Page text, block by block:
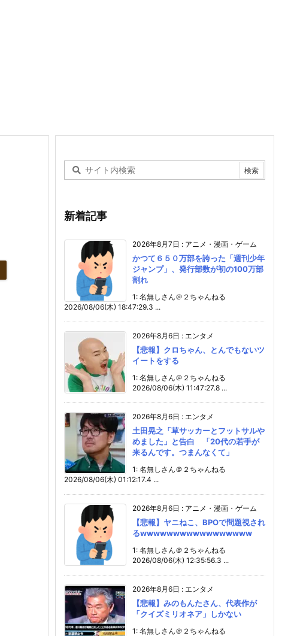
新着記事
2026年8月7日 : アニメ・漫画・ゲーム
かつて６５０万部を誇った「週刊少年
ジャンプ」、発行部数が初の100万部
割れ
1: 名無しさん＠２ちゃんねる
2026/08/06(木) 18:47:29.3 ...
2026年8月6日 : エンタメ
【悲報】クロちゃん、とんでもないツ
イートをする
1: 名無しさん＠２ちゃんねる
2026/08/06(木) 11:47:27.8 ...
2026年8月6日 : エンタメ
土田晃之「草サッカーとフットサルや
めました」と告白 「20代の若手が
来るんです。つまんなくて」
1: 名無しさん＠２ちゃんねる
2026/08/06(木) 01:12:17.4 ...
2026年8月6日 : アニメ・漫画・ゲーム
【悲報】ヤニねこ、BPOで問題視され
るwwwwwwwwwwwwwwwww
1: 名無しさん＠２ちゃんねる
2026/08/06(木) 12:35:56.3 ...
2026年8月6日 : エンタメ
【悲報】みのもんたさん、代表作が
「クイズミリオネア」しかない
1: 名無しさん＠２ちゃんねる